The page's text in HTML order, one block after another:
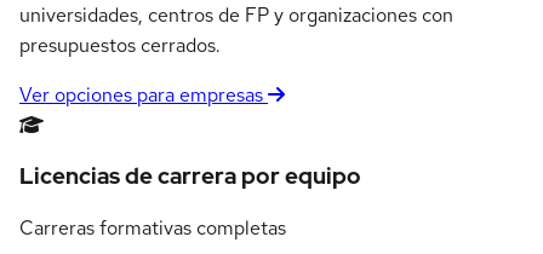
universidades, centros de FP y organizaciones con
presupuestos cerrados.
Ver opciones para empresas
Licencias de carrera por equipo
Carreras formativas completas